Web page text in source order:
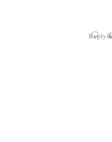
Reply